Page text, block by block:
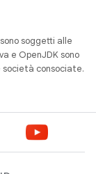
soggetti alle
e OpenJDK sono
consociate.